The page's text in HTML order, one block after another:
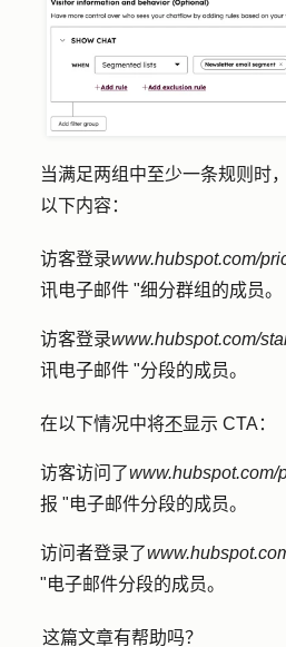
当满足两组中至少一条规则时
以下内容：
访客登录www.hubspot.com/
讯电子邮件 "细分群组的成员。
访客登录www.hubspot.com/
讯电子邮件 "分段的成员。
在以下情况中将不显示 CTA：
访客访问了www.hubspot.com/
报 "电子邮件分段的成员。
访问者登录了
"电子邮件分段的成员。
这篇文章有帮助吗？